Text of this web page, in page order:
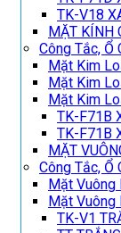
TK-V18
MẶT KÍNH
Công Tắc,
Mặt Kim
Mặt Kim
Mặt Kim
TK-F71B
TK-F71B
MẶT
Công Tắc, Ổ
Mặt
Mặt Vuông
TK-V1